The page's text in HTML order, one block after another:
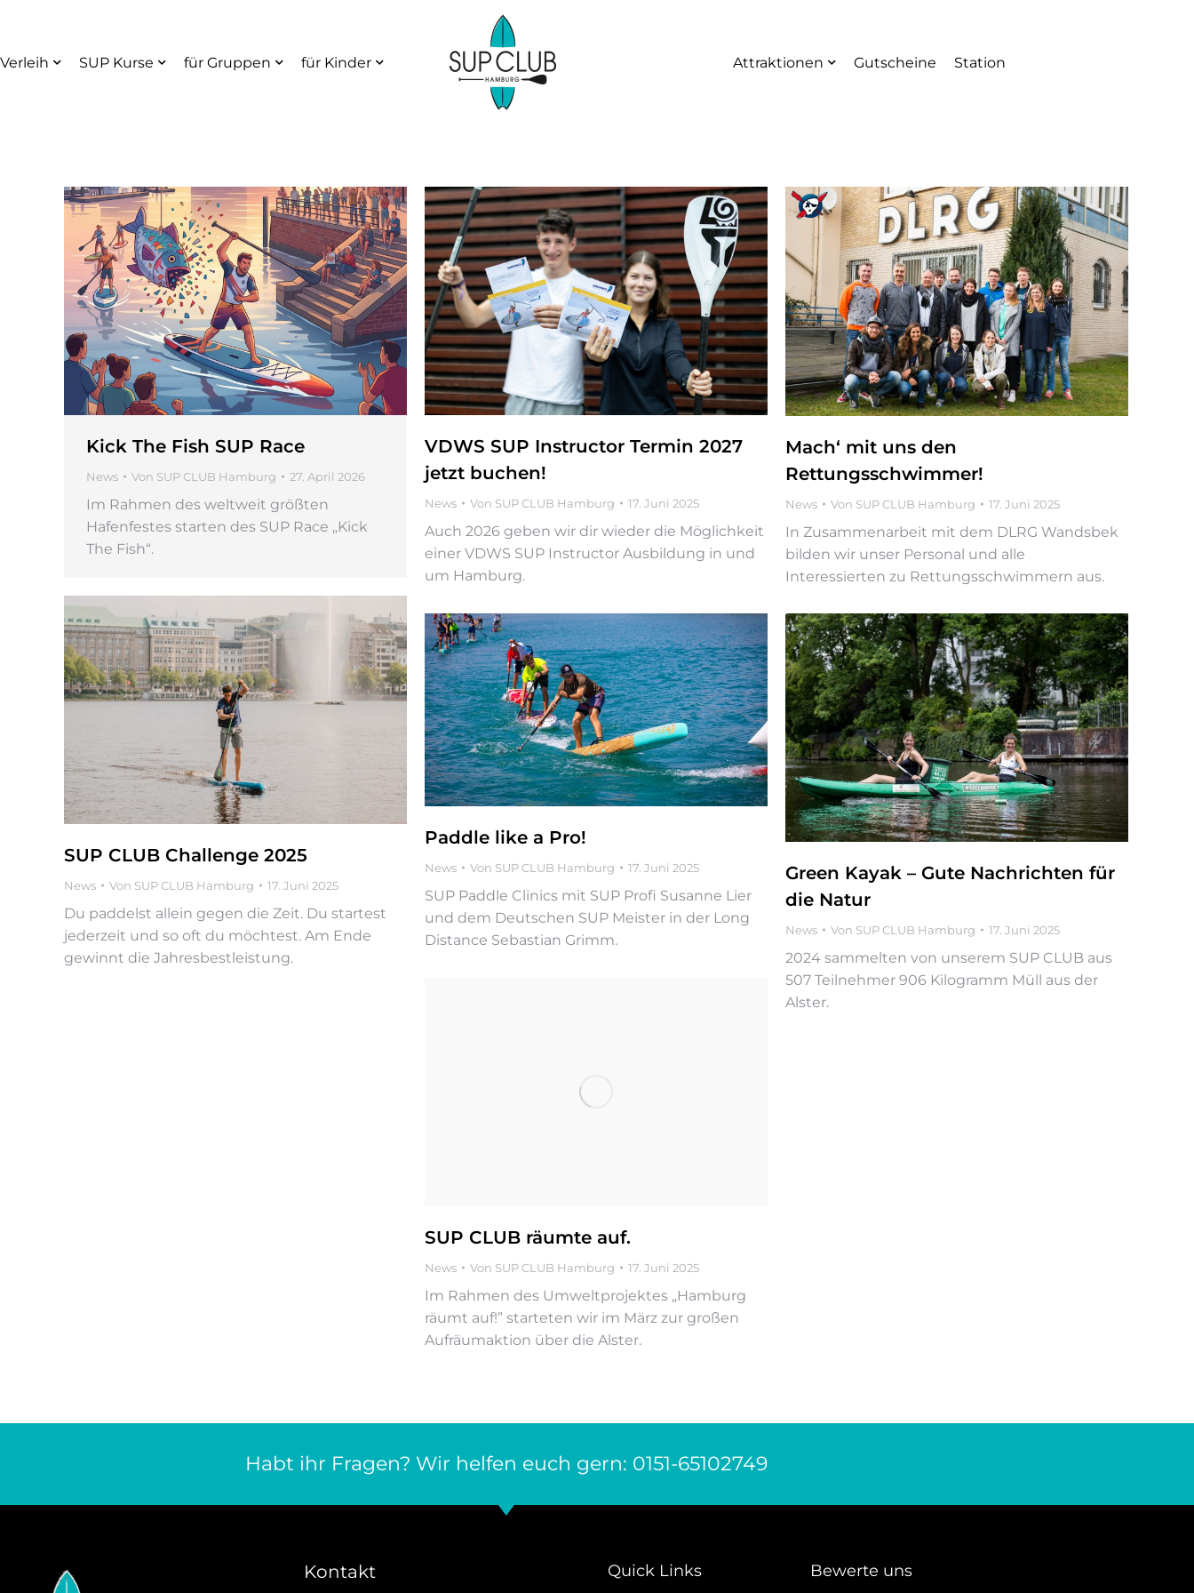
Verleih SUP Kurse für Gruppen für Kinder Attraktionen Gutscheine Station
Kick The Fish SUP Race
News Von SUP CLUB Hamburg 27. April 2026
Im Rahmen des weltweit größten
Hafenfestes starten des SUP Race „Kick
The Fish“.
VDWS SUP Instructor Termin 2027
jetzt buchen!
News Von SUP CLUB Hamburg 17. Juni 2025
Auch 2026 geben wir dir wieder die Möglichkeit
einer VDWS SUP Instructor Ausbildung in und
um Hamburg.
Mach‘ mit uns den
Rettungsschwimmer!
News Von SUP CLUB Hamburg 17. Juni 2025
In Zusammenarbeit mit dem DLRG Wandsbek
bilden wir unser Personal und alle
Interessierten zu Rettungsschwimmern aus.
SUP CLUB Challenge 2025
News Von SUP CLUB Hamburg 17. Juni 2025
Du paddelst allein gegen die Zeit. Du startest
jederzeit und so oft du möchtest. Am Ende
gewinnt die Jahresbestleistung.
Paddle like a Pro!
News Von SUP CLUB Hamburg 17. Juni 2025
SUP Paddle Clinics mit SUP Profi Susanne Lier
und dem Deutschen SUP Meister in der Long
Distance Sebastian Grimm.
Green Kayak – Gute Nachrichten für
die Natur
News Von SUP CLUB Hamburg 17. Juni 2025
2024 sammelten von unserem SUP CLUB aus
507 Teilnehmer 906 Kilogramm Müll aus der
Alster.
SUP CLUB räumte auf.
News Von SUP CLUB Hamburg 17. Juni 2025
Im Rahmen des Umweltprojektes „Hamburg
räumt auf!” starteten wir im März zur großen
Aufräumaktion über die Alster.
Habt ihr Fragen? Wir helfen euch gern: 0151-65102749
Kontakt Quick Links Bewerte uns